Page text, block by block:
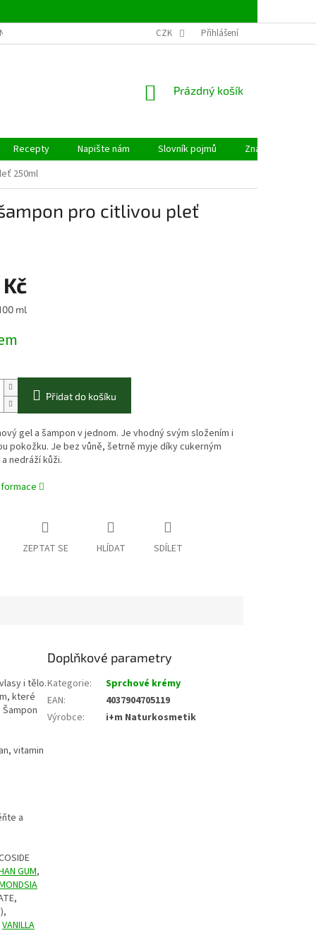
PODMÍNKY OCHRANY OSOBNÍCH
CZK Přihlášení
NÁKUPNÍ
Prázdný košík
Recepty Napište nám Slovník pojmů
Značky
250ml
pro citlivou pleť
ml
Přidat do košíku
gel a šampon v jednom. Je vhodný svým složením i
pokožku. Je bez vůně, šetrně myje díky cukerným
nedráží kůži.
ZEPTAT SE HLÍDAT SDÍLET
i tělo.
které
vitamin
a
GUM,
VANILLA
Doplňkové parametry
Kategorie:
Sprchové krémy
EAN:
4037904705119
Výrobce: i+m Naturkosmetik